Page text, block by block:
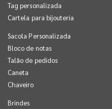
Tag personalizada
Cartela para bijouteria
Sacola Personalizada
Bloco de notas
Talão de pedidos
Caneta
Chaveiro
Brindes